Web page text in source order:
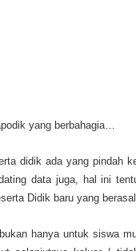
yang berbahagia…
didik ada yang pindah
data juga, hal ini
Didik baru yang
hanya untuk siswa